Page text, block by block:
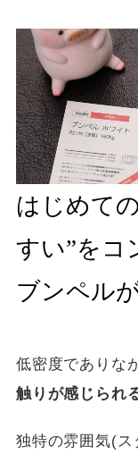
はじめて
すい”をコ
ブンペル
低密度でありな
触りが感じられ
独特の雰囲気(ス